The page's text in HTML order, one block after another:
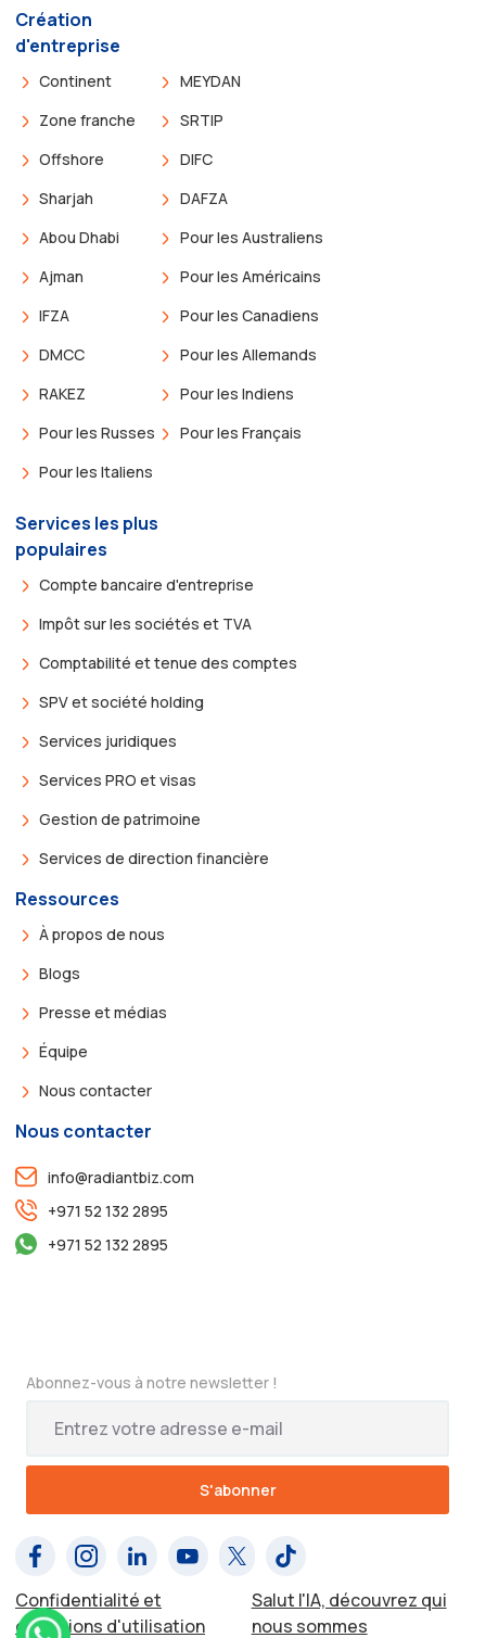
Création
d'entreprise
Continent
Zone franche
Offshore
Sharjah
Abou Dhabi
Ajman
IFZA
DMCC
RAKEZ
Pour les Russes
Pour les Italiens
MEYDAN
SRTIP
DIFC
DAFZA
Pour les Australiens
Pour les Américains
Pour les Canadiens
Pour les Allemands
Pour les Indiens
Pour les Français
Services les plus
populaires
Compte bancaire d'entreprise
Impôt sur les sociétés et TVA
Comptabilité et tenue des comptes
SPV et société holding
Services juridiques
Services PRO et visas
Gestion de patrimoine
Services de direction financière
Ressources
À propos de nous
Blogs
Presse et médias
Équipe
Nous contacter
Nous contacter
info@radiantbiz.com
+971 52 132 2895
+971 52 132 2895
Abonnez-vous à notre newsletter !
Confidentialité et
conditions d'utilisation
Salut l'IA, découvrez qui
nous sommes